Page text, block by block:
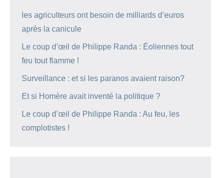
les agriculteurs ont besoin de milliards d’euros
après la canicule
Le coup d’œil de Philippe Randa : Éoliennes tout
feu tout flamme !
Surveillance : et si les paranos avaient raison?
Et si Homère avait inventé la politique ?
Le coup d’œil de Philippe Randa : Au feu, les
complotistes !